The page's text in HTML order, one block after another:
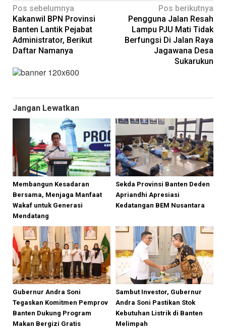
Navigasi
pos
Pos sebelumnya
Kakanwil BPN Provinsi
Banten Lantik Pejabat
Administrator, Berikut
Daftar Namanya
Pos berikutnya
Pengguna Jalan Resah
Lampu PJU Mati Tidak
Berfungsi Di Jalan Raya
Jagawana Desa
Sukarukun
Jangan Lewatkan
Membangun Kesadaran
Bersama, Menjaga Manfaat
Wakaf untuk Generasi
Mendatang
Sekda Provinsi Banten Deden
Apriandhi Apresiasi
Kedatangan BEM Nusantara
Gubernur Andra Soni
Tegaskan Komitmen Pemprov
Banten Dukung Program
Makan Bergizi Gratis
Sambut Investor, Gubernur
Andra Soni Pastikan Stok
Kebutuhan Listrik di Banten
Melimpah